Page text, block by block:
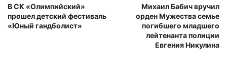
В СК «Олимпийский»
прошел детский фестиваль
«Юный гандболист»
Михаил Бабич вручил
орден Мужества семье
погибшего младшего
лейтенанта полиции
Евгения Никулина